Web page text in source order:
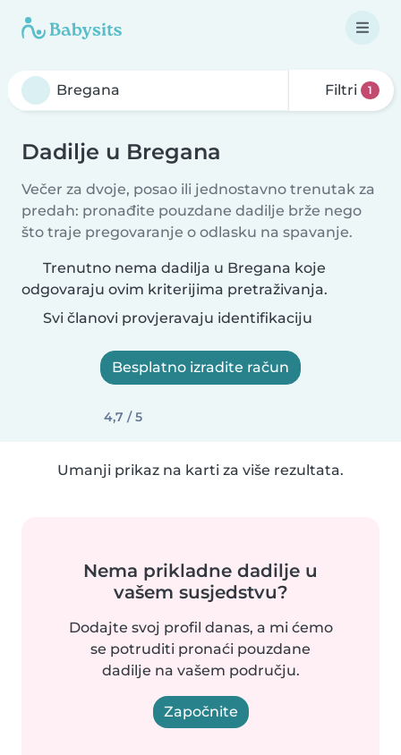
Filtri 1
Dadilje u Bregana
Večer za dvoje, posao ili jednostavno trenutak za
predah: pronađite pouzdane dadilje brže nego
što traje pregovaranje o odlasku na spavanje.
Trenutno nema dadilja u Bregana koje
odgovaraju ovim kriterijima pretraživanja.
Svi članovi provjeravaju identifikaciju
Besplatno izradite račun
4,7 / 5
Umanji prikaz na karti za više rezultata.
Nema prikladne dadilje u
vašem susjedstvu?
Dodajte svoj profil danas, a mi ćemo
se potruditi pronaći pouzdane
dadilje na vašem području.
Započnite